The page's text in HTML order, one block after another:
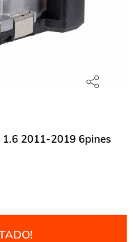
1.6 2011-2019 6pines